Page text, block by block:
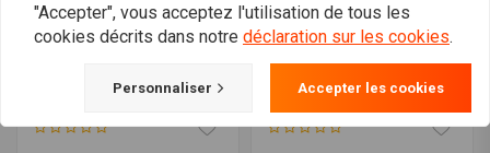
MOTONE
Jouez | Bobber /
Speedmaster
MOTONE
Indicateurs | Triumph 400
/ Hunter
"Accepter", vous acceptez l'utilisation de tous les
cookies décrits dans notre déclaration sur les cookies.
Personnaliser Accepter les cookies